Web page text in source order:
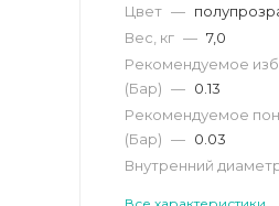
Цвет —
Вес, кг — 7,0
Рекомендуемое
(Бар) — 0.13
Рекомендуемое
(Бар) — 0.03
Внутренний